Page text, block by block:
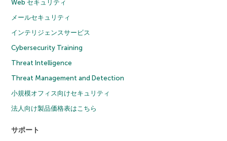
Web セキュリティ
メールセキュリティ
インテリジェンスサービス
Cybersecurity Training
Threat Intelligence
Threat Management and Detection
小規模オフィス向けセキュリティ
法人向け製品価格表はこちら
サポート